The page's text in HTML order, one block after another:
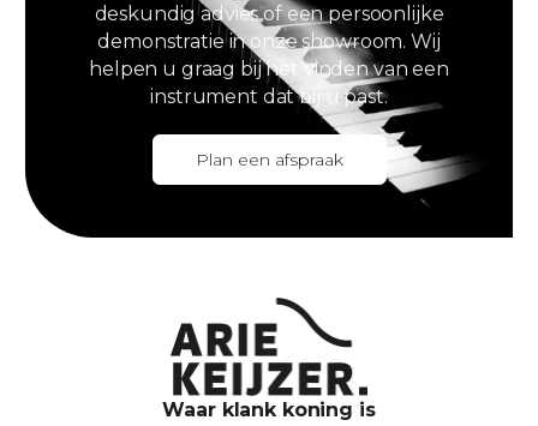
deskundig advies of een persoonlijke
demonstratie in onze showroom. Wij
helpen u graag bij het vinden van een
instrument dat bij u past.
Plan een afspraak
Waar klank koning is